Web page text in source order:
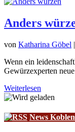
Anders
von Katharina Göbel |
Wenn ein
Gewürzexperten
Weiterlesen
News